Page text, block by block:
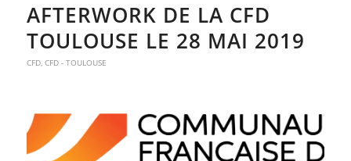
AFTERWORK DE LA CFD
TOULOUSE LE 28 MAI 2019
CFD, CFD - TOULOUSE